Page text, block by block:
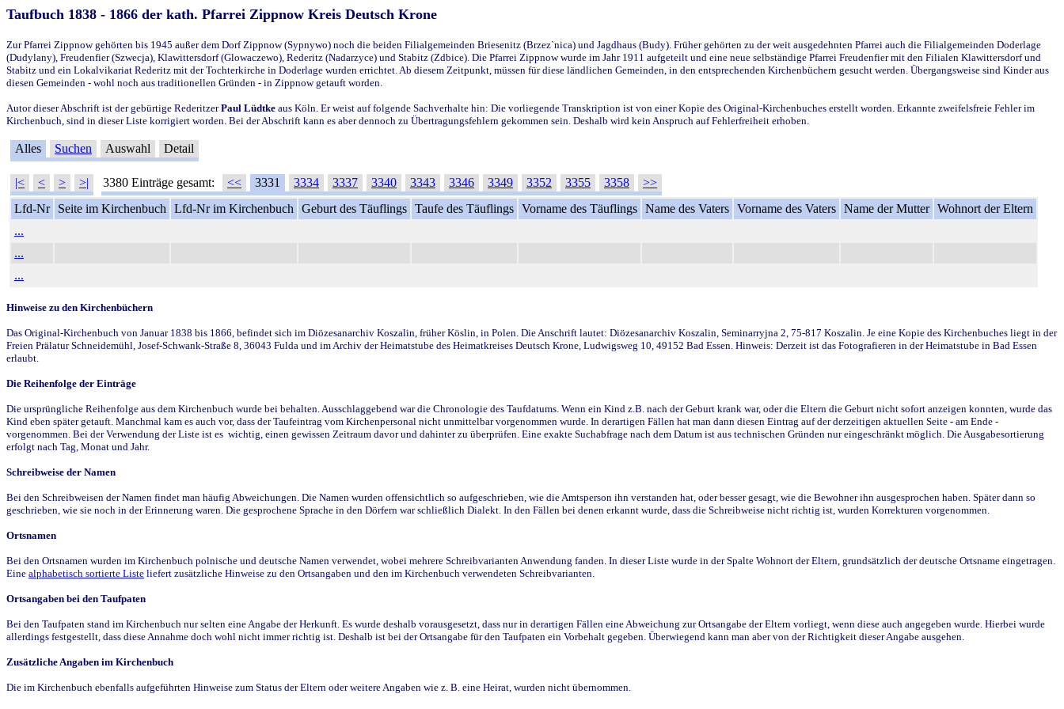
Taufbuch 1838 - 1866 der kath. Pfarrei Zippnow Kreis Deutsch Krone
Zur Pfarrei Zippnow gehörten bis 1945 außer dem Dorf Zippnow (Sypnywo) noch die beiden Filialgemeinden Briesenitz (Brzez`nica) und Jagdhaus (Budy). Früher gehörten zu der weit ausgedehnten Pfarrei auch die Filialgemeinden Doderlage
(Dudylany), Freudenfier (Szwecja), Klawittersdorf (Glowaczewo), Rederitz (Nadarzyce) und Stabitz (Zdbice). Die Pfarrei Zippnow wurde im Jahr 1911 aufgeteilt und eine neue selbständige Pfarrei Freudenfier mit den Filialen Klawittersdorf und
Stabitz und ein Lokalvikariat Rederitz mit der Tochterkirche in Doderlage wurden errichtet. Ab diesem Zeitpunkt, müssen für diese ländlichen Gemeinden, in den entsprechenden Kirchenbüchern gesucht werden. Übergangsweise sind Kinder aus
diesen Gemeinden - wohl noch aus traditionellen Gründen - in Zippnow getauft worden.
Autor dieser Abschrift ist der gebürtige RederitzerPaul Lüdtke aus Köln. Er weist auf folgende Sachverhalte hin: Die vorliegende Transkription ist von einer Kopie des Original-Kirchenbuches erstellt worden. Erkannte zweifelsfreie Fehler im
Kirchenbuch, sind in dieser Liste korrigiert worden. Bei der Abschrift kann es aber dennoch zu Übertragungsfehlern gekommen sein. Deshalb wird kein Anspruch auf Fehlerfreiheit erhoben.
Alles Suchen Auswahl Detail
|< < > >| 3380 Einträge gesamt: << 3331 3334 3337 3340 3343 3346 3349 3352 3355 3358
>>
Lfd-Nr
Seite im Kirchenbuch Lfd-Nr im Kirchenbuch Geburt des Täuflings Taufe des Täuflings Vorname des Täuflings Name des Vaters Vorname des Vaters Name der Mutter Wohnort der Eltern
...
...
...
Hinweise zu den Kirchenbüchern
Das Original-Kirchenbuch von Januar 1838 bis 1866, befindet sich im Diözesanarchiv Koszalin, früher Köslin, in Polen. Die Anschrift lautet: Diözesanarchiv Koszalin, Seminarryjna 2, 75-817 Koszalin. Je eine Kopie des Kirchenbuches liegt in der
Freien Prälatur Schneidemühl, Josef-Schwank-Straße 8, 36043 Fulda und im Archiv der Heimatstube des Heimatkreises Deutsch Krone, Ludwigsweg 10, 49152 Bad Essen. Hinweis: Derzeit ist das Fotografieren in der Heimatstube in Bad Essen
erlaubt.
Die Reihenfolge der Einträge
Die ursprüngliche Reihenfolge aus dem Kirchenbuch wurde bei behalten. Ausschlaggebend war die Chronologie des Taufdatums. Wenn ein Kind z.B. nach der Geburt krank war, oder die Eltern die Geburt nicht sofort anzeigen konnten, wurde das
Kind eben später getauft. Manchmal kam es auch vor, dass der Taufeintrag vom Kirchenpersonal nicht unmittelbar vorgenommen wurde. In derartigen Fällen hat man dann diesen Eintrag auf der derzeitigen aktuellen Seite - am Ende -
vorgenommen. Bei der Verwendung der Liste ist es wichtig, einen gewissen Zeitraum davor und dahinter zu überprüfen. Eine exakte Suchabfrage nach dem Datum ist aus technischen Gründen nur eingeschränkt möglich. Die Ausgabesortierung
erfolgt nach Tag, Monat und Jahr.
Schreibweise der Namen
Bei den Schreibweisen der Namen findet man häufig Abweichungen. Die Namen wurden offensichtlich so aufgeschrieben, wie die Amtsperson ihn verstanden hat, oder besser gesagt, wie die Bewohner ihn ausgesprochen haben. Später dann so
geschrieben, wie sie noch in der Erinnerung waren. Die gesprochene Sprache in den Dörfern war schließlich Dialekt. In den Fällen bei denen erkannt wurde, dass die Schreibweise nicht richtig ist, wurden Korrekturen vorgenommen.
Ortsnamen
Bei den Ortsnamen wurden im Kirchenbuch polnische und deutsche Namen verwendet, wobei mehrere Schreibvarianten Anwendung fanden. In dieser Liste wurde in der Spalte Wohnort der Eltern, grundsätzlich der deutsche Ortsname eingetragen.
Eine alphabetisch sortierte Liste liefert zusätzliche Hinweise zu den Ortsangaben und den im Kirchenbuch verwendeten Schreibvarianten.
Ortsangaben bei den Taufpaten
Bei den Taufpaten stand im Kirchenbuch nur selten eine Angabe der Herkunft. Es wurde deshalb vorausgesetzt, dass nur in derartigen Fällen eine Abweichung zur Ortsangabe der Eltern vorliegt, wenn diese auch angegeben wurde. Hierbei wurde
allerdings festgestellt, dass diese Annahme doch wohl nicht immer richtig ist. Deshalb ist bei der Ortsangabe für den Taufpaten ein Vorbehalt gegeben. Überwiegend kann man aber von der Richtigkeit dieser Angabe ausgehen.
Zusätzliche Angaben im Kirchenbuch
Die im Kirchenbuch ebenfalls aufgeführten Hinweise zum Status der Eltern oder weitere Angaben wie z. B. eine Heirat, wurden nicht übernommen.